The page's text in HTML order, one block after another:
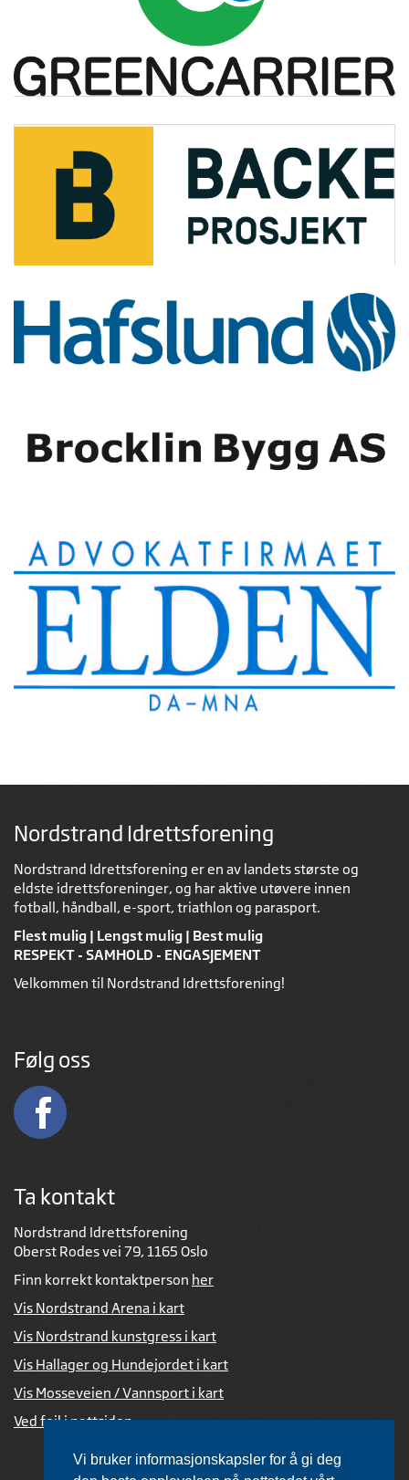
Vi bruker informasjonskapsler for å gi deg
Nordstrand Idrettsforening
Nordstrand Idrettsforening er en av landets største og
eldste idrettsforeninger, og har aktive utøvere innen
fotball, håndball, e-sport, triathlon og parasport.
Flest mulig | Lengst mulig | Best mulig
RESPEKT - SAMHOLD - ENGASJEMENT
Velkommen til Nordstrand Idrettsforening!
Følg oss
Ta kontakt
Nordstrand Idrettsforening
Oberst Rodes vei 79, 1165 Oslo
Finn korrekt kontaktperson her
Vis Nordstrand Arena i kart
Vis Nordstrand kunstgress i kart
Vis Hallager og Hundejordet i kart
Vis Mosseveien / Vannsport i kart
Ved feil i nettsiden